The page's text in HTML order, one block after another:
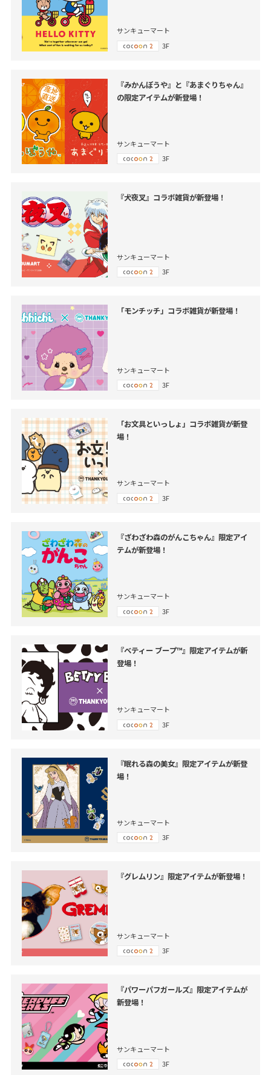
サンキューマート
3F
『みかんぼうや』と『あまぐりちゃん』
の限定アイテムが新登場！
サンキューマート
3F
『犬夜叉』コラボ雑貨が新登場！
サンキューマート
3F
「モンチッチ」コラボ雑貨が新登場！
サンキューマート
3F
「お文具といっしょ」コラボ雑貨が新登
場！
サンキューマート
3F
『ざわざわ森のがんこちゃん』限定アイ
テムが新登場！
サンキューマート
3F
『ベティー ブープ™』限定アイテムが新
登場！
サンキューマート
3F
『眠れる森の美女』限定アイテムが新登
場！
サンキューマート
3F
『グレムリン』限定アイテムが新登場！
サンキューマート
3F
『パワーパフガールズ』限定アイテムが
新登場！
サンキューマート
3F